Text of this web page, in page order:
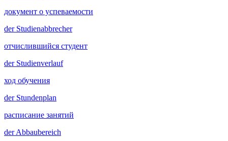
документ о успеваемости
derStudienabbrecher
отчислившийся студент
derStudienverlauf
ход обучения
derStundenplan
расписание занятий
derAbbaubereich